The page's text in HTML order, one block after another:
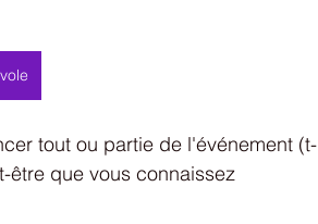
tout ou partie de l'événement (t-
être que vous connaissez